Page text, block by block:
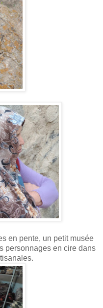
en pente, un petit musée
personnages en cire dans